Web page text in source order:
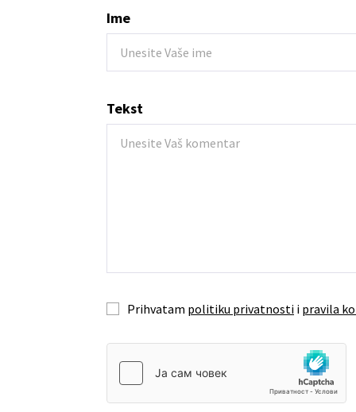
Ime
Tekst
Prihvatam politiku privatnosti i pravila